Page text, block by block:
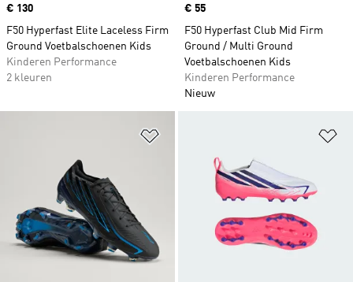
Price
€ 130
F50 Hyperfast Elite Laceless Firm
Ground Voetbalschoenen Kids
Kinderen Performance
2 kleuren
Price
€ 55
F50 Hyperfast Club Mid Firm
Ground / Multi Ground
Voetbalschoenen Kids
Kinderen Performance
Nieuw